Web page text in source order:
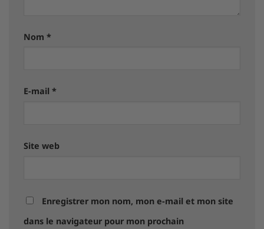
Nom *
E-mail *
Site web
Enregistrer mon nom, mon e-mail et mon site
dans le navigateur pour mon prochain